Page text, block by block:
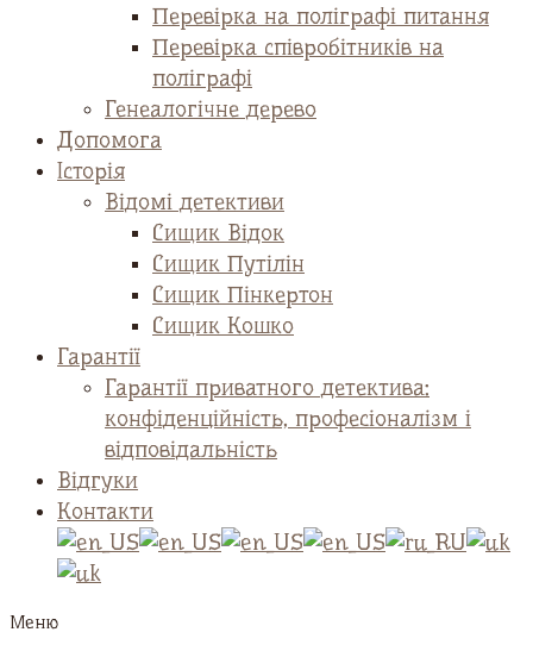
Перевірка на поліграфі питання
Перевірка співробітників на
поліграфі
Генеалогічне дерево
Допомога
Історія
Відомі детективи
Сищик Відок
Сищик Путілін
Сищик Пінкертон
Сищик Кошко
Гарантії
Гарантії приватного детектива:
конфіденційність, професіоналізм і
відповідальність
Відгуки
Контакти
Меню